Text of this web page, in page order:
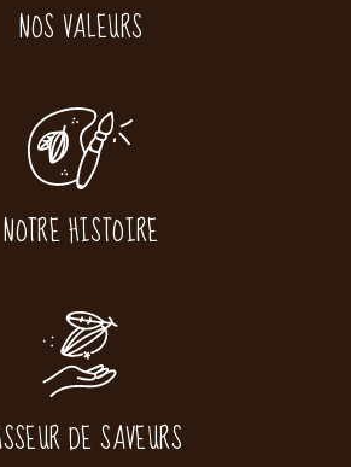
NOS VALEURS
NOTRE HISTOIRE
DE SAVEURS